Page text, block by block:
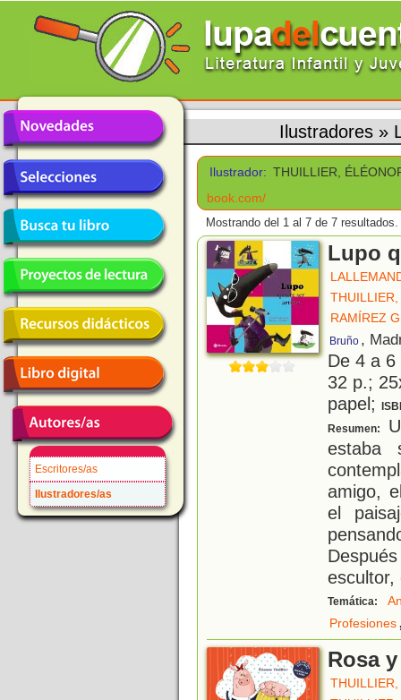
Escritores/as
Ilustradores/as
Ilustradores »
Ilustrador: THUILLIER,
book.com/
Mostrando del 1 al 7 de 7 resultados.
Lupo
RAMÍREZ
Bruño ,
De 4 a
32 p.;
papel;
Resumen:
estaba
amigo,
el
escultor,
Temática:
Profesiones
Rosa